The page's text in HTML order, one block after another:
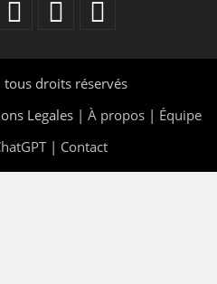
tous droits réservés
Legales | À propos | Équipe
| Contact